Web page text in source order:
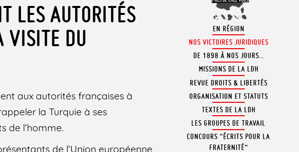
LES AUTORITÉS
VISITE DU
aux autorités françaises à
la Turquie à ses
de l’homme.
de l’Union européenne,
EN RÉGION
NOS VICTOIRES JURIDIQUES
DE 1898 À NOS JOURS…
MISSIONS DE LA LDH
REVUE DROITS & LIBERTÉS
ORGANISATION ET STATUTS
TEXTES DE LA LDH
LES GROUPES DE TRAVAIL
CONCOURS “ÉCRITS POUR LA
FRATERNITÉ”